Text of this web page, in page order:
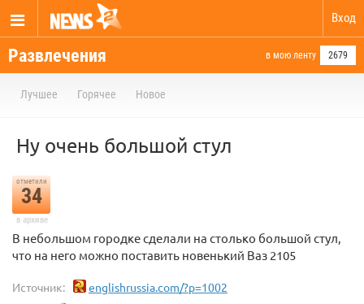
Вход
Развлечения в мою ленту 2679
Лучшее Горячее Новое
Ну очень большой стул
отметили
34
в архиве
В небольшом городке сделали на столько большой стул,
что на него можно поставить новенький Ваз 2105
Источник: englishrussia.com/?p=1002